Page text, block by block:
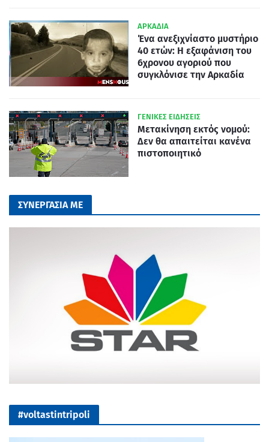
ΑΡΚΑΔΙΑ
Ένα ανεξιχνίαστο μυστήριο
40 ετών: Η εξαφάνιση του
6χρονου αγοριού που
συγκλόνισε την Αρκαδία
ΓΕΝΙΚΕΣ ΕΙΔΗΣΕΙΣ
Μετακίνηση εκτός νομού:
Δεν θα απαιτείται κανένα
πιστοποιητικό
ΣΥΝΕΡΓΑΣΙΑ ΜΕ
#voltastintripoli